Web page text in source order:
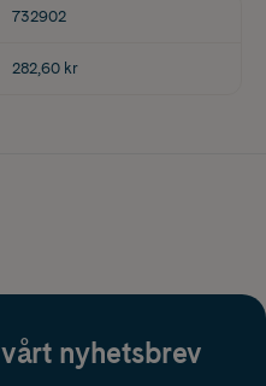
732902
282,60 kr
nyhetsbrev